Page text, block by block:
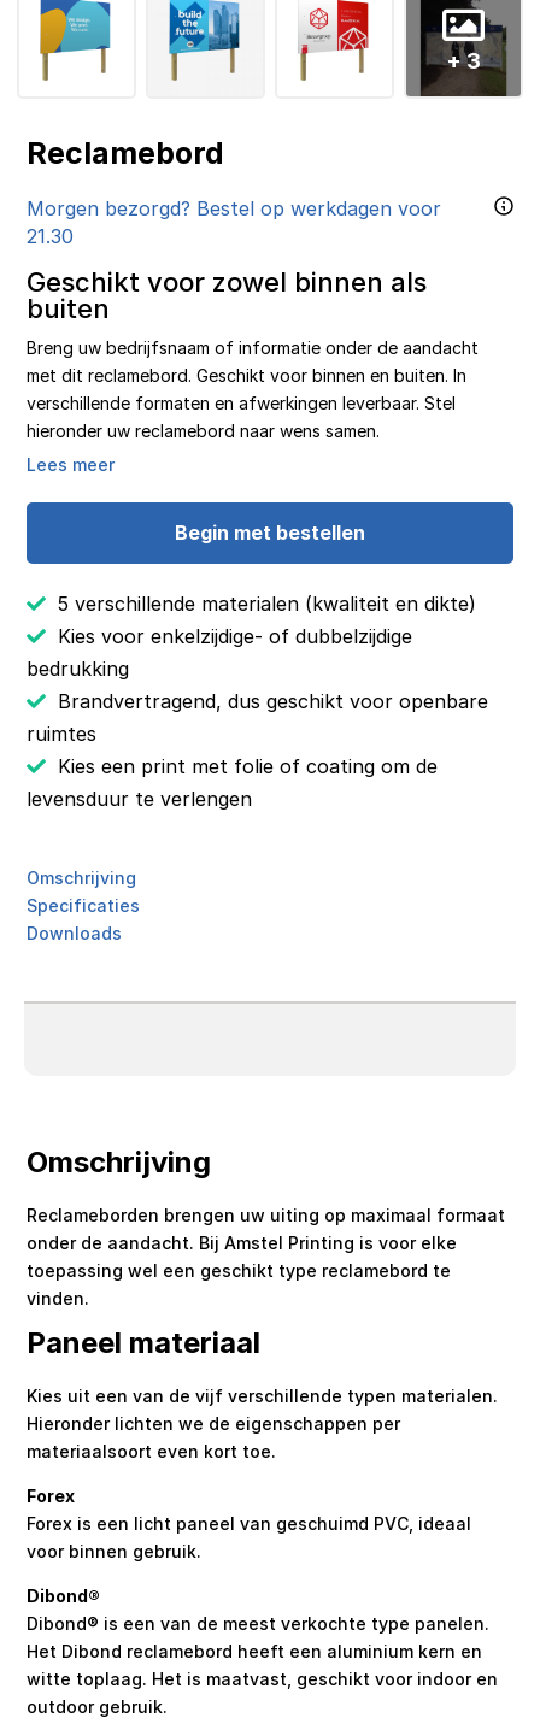
+ 3
Reclamebord
Morgen bezorgd? Bestel op werkdagen voor
21.30
Geschikt voor zowel binnen als
buiten
Breng uw bedrijfsnaam of informatie onder de aandacht
met dit reclamebord. Geschikt voor binnen en buiten. In
verschillende formaten en afwerkingen leverbaar. Stel
hieronder uw reclamebord naar wens samen.
Lees meer
Begin met bestellen
5 verschillende materialen (kwaliteit en dikte)
Kies voor enkelzijdige- of dubbelzijdige
bedrukking
Brandvertragend, dus geschikt voor openbare
ruimtes
Kies een print met folie of coating om de
levensduur te verlengen
Omschrijving
Specificaties
Downloads
Omschrijving
Reclameborden brengen uw uiting op maximaal formaat
onder de aandacht. Bij Amstel Printing is voor elke
toepassing wel een geschikt type reclamebord te
vinden.
Paneel materiaal
Kies uit een van de vijf verschillende typen materialen.
Hieronder lichten we de eigenschappen per
materiaalsoort even kort toe.
Forex
Forex is een licht paneel van geschuimd PVC, ideaal
voor binnen gebruik.
Dibond®
Dibond® is een van de meest verkochte type panelen.
Het Dibond reclamebord heeft een aluminium kern en
witte toplaag. Het is maatvast, geschikt voor indoor en
outdoor gebruik.